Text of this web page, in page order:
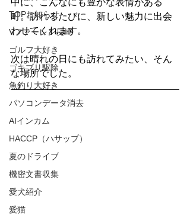
TOPお知らせ
Vファーレン長崎
ゴルフ大好き
ゴキブリ駆除
魚釣り大好き
パソコンデータ消去
AIインカム
HACCP（ハサップ）
夏のドライブ
機密文書収集
愛犬紹介
愛猫
中に、こんなにも豊かな表情がある
町。訪れるたびに、新しい魅力に出会
わせてくれます。
次は晴れの日にも訪れてみたい、そん
な場所でした。